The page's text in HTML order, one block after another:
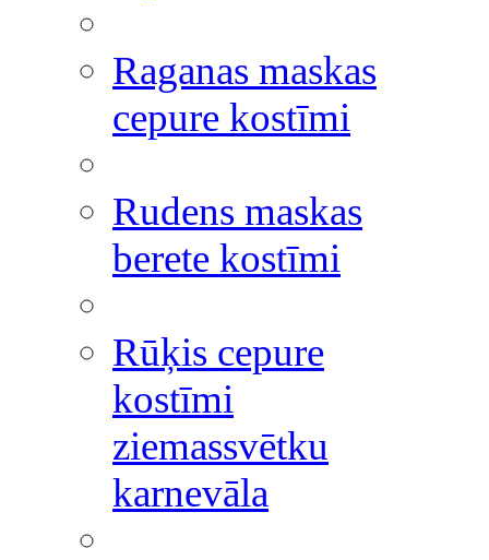
Raganas maskas
cepure kostīmi
Rudens maskas
berete kostīmi
Rūķis cepure
kostīmi
ziemassvētku
karnevāla